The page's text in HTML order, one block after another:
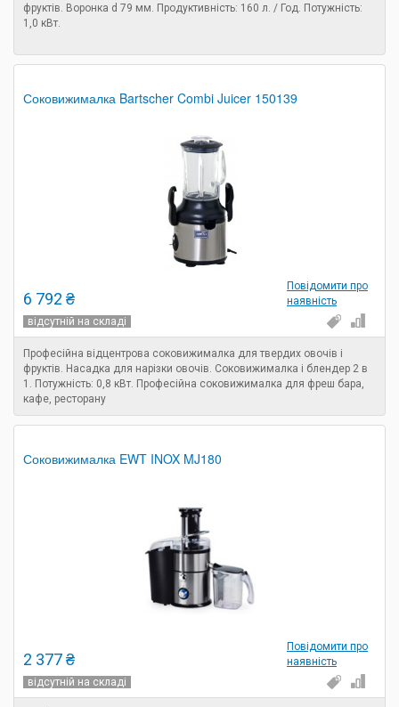
фруктів. Воронка d 79 мм. Продуктивність: 160 л. / Год. Потужність:
1,0 кВт.
Соковижималка Bartscher Combi Juicer 150139
Повідомити про
наявність
6 792 ₴
відсутній на складі
Професійна відцентрова соковижималка для твердих овочів і
фруктів. Насадка для нарізки овочів. Соковижималка і блендер 2 в
1. Потужність: 0,8 кВт. Професійна соковижималка для фреш бара,
кафе, ресторану
Соковижималка EWT INOX MJ180
Повідомити про
наявність
2 377 ₴
відсутній на складі